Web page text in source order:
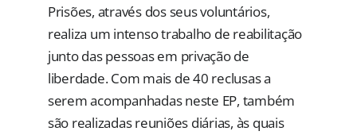
Prisões, através dos seus voluntários,
realiza um intenso trabalho de reabilitação
junto das pessoas em privação de
liberdade. Com mais de 40 reclusas a
serem acompanhadas neste EP, também
são realizadas reuniões diárias, às quais